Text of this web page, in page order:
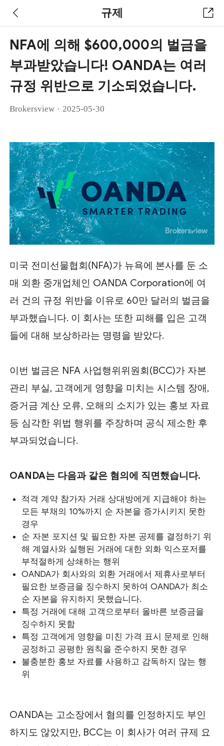
규제
NFA에 의해 $600,000의 벌금을
부과받았습니다! OANDA는 여러
규정 위반으로 기소되었습니다.
Brokersview · 2025-05-30
미국 전미선물협회(NFA)가 뉴욕에 본사를 둔 소
매 외환 중개업체인 OANDA Corporation에 여
러 건의 규정 위반을 이유로 60만 달러의 벌금을
부과했습니다. 이 회사는 또한 피해를 입은 고객
들에 대해 보상하라는 명령을 받았다.
이번 벌금은 NFA 사업행위위원회(BCC)가 자본
관리 부실, 고객에게 영향을 미치는 시스템 장애,
증거금 계산 오류, 오해의 소지가 있는 홍보 자료
등 심각한 위법 행위를 주장하며 공식 제소한 후
부과되었습니다.
OANDA는 다음과 같은 혐의에 직면했습니다.
적격 계약 참가자 거래 상대방에게 지급해야 하는
모든 부채의 10%까지 순 자본을 증가시키지 못한
경우
순 자본 포지션 및 필요한 자본 공제를 결정하기 위
해 계열사와 실행된 거래에 대한 외화 익스포저를
부적절하게 상쇄하는 행위
OANDA가 회사와의 외환 거래에서 제휴사로부터
필요한 보증금을 징수하지 못하여 OANDA가 최소
순 자본을 유지하지 못했습니다.
특정 거래에 대해 고객으로부터 올바른 보증금을
징수하지 못함
특정 고객에게 영향을 미친 가격 표시 문제로 인해
공정하고 공평한 원칙을 준수하지 못한 경우
불충분한 홍보 자료를 사용하고 감독하지 않는 행
위
OANDA는 고소장에서 혐의를 인정하지도 부인
하지도 않았지만, BCC는 이 회사가 여러 규제 요